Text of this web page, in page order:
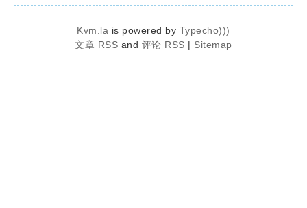
Kvm.la is powered by Typecho)))
文章 RSS and 评论 RSS | Sitemap